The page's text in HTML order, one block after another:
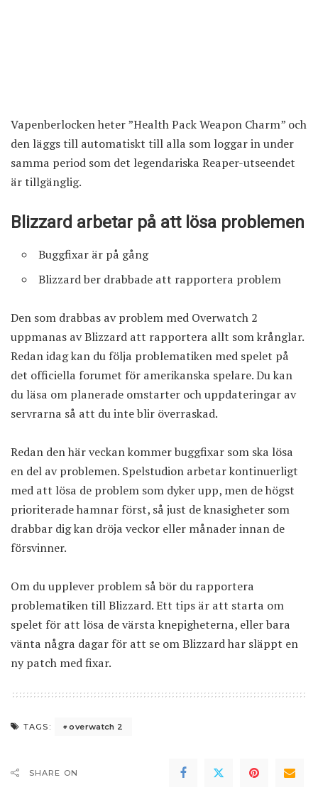
Vapenberlocken heter ”Health Pack Weapon Charm” och
den läggs till automatiskt till alla som loggar in under
samma period som det legendariska Reaper-utseendet
är tillgänglig.
Blizzard arbetar på att lösa problemen
Buggfixar är på gång
Blizzard ber drabbade att rapportera problem
Den som drabbas av problem med Overwatch 2
uppmanas av Blizzard att rapportera allt som krånglar.
Redan idag kan du följa problematiken med spelet på
det officiella forumet för amerikanska spelare. Du kan
du läsa om planerade omstarter och uppdateringar av
servrarna så att du inte blir överraskad.
Redan den här veckan kommer buggfixar som ska lösa
en del av problemen. Spelstudion arbetar kontinuerligt
med att lösa de problem som dyker upp, men de högst
prioriterade hamnar först, så just de knasigheter som
drabbar dig kan dröja veckor eller månader innan de
försvinner.
Om du upplever problem så bör du rapportera
problematiken till Blizzard. Ett tips är att starta om
spelet för att lösa de värsta knepigheterna, eller bara
vänta några dagar för att se om Blizzard har släppt en
ny patch med fixar.
TAGS: overwatch 2
SHARE ON